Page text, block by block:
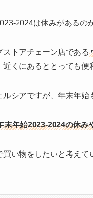
2024は休みがあるの
ストアチェーン店である
くにあるととっても便
ルシアですが、年末年
末年始2023-2024の休み
い物をしたいと考え